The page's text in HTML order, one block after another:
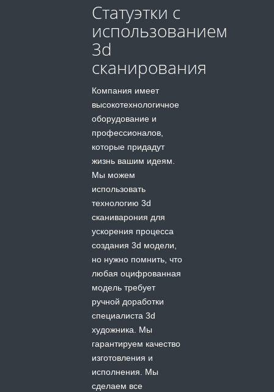
Статуэтки с
использованием
3d
сканирования
Компания имеет
высокотехнологичное
оборудование и
профессионалов,
которые придадут
жизнь вашим идеям.
Мы можем
использовать
технологию 3d
сканиварония для
ускорения процесса
создания 3d модели,
но нужно помнить, что
любая оцифрованная
модель требует
ручной доработки
специалиста 3d
художника. Мы
гарантируем качество
изготовления и
исполнения. Мы
сделаем все